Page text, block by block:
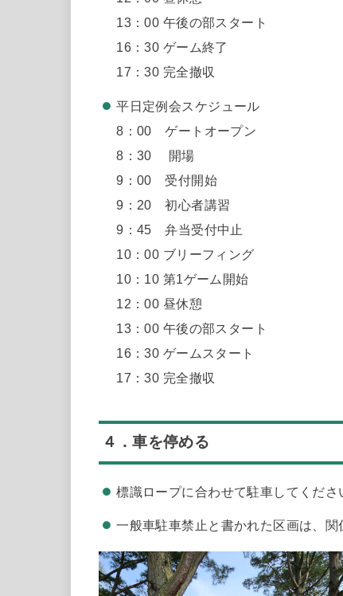
13：00 午後の部スタート
16：30 ゲーム終了
17：30 完全撤収
平日定例会スケジュール
8：00 ゲートオープン
8：30 開場
9：00 受付開始
9：20 初心者講習
9：45 弁当受付中止
10：00 ブリーフィング
10：10 第1ゲーム開始
12：00 昼休憩
13：00 午後の部スタート
16：30 ゲームスタート
17：30 完全撤収
４．車を停める
標識ロープに合わせて駐車してくださ
一般車駐車禁止と書かれた区画は、関